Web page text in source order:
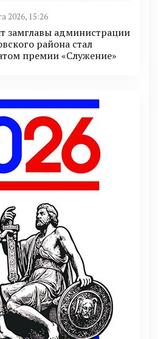
2026, 15:26
замглавы администрации
района стал
премии «Служение»